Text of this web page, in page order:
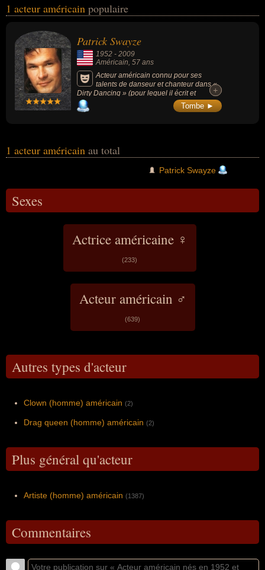
masculin) peuvent avoir des liens variés dans les domaines de l'art,
également avoir été artiste, danseur, homme d'affaire ou
producteur.
1 acteur américain populaire
Patrick Swayze
1952 - 2009
Américain, 57 ans
Acteur américain connu pour ses
talents de danseur et chanteur dans «
Dirty Dancing » (pour lequel il écrit et
interprète la chanson She's Like the Wind en
1987), mais également pour ses 3 autres
+
+
Tombe ►
1 acteur américain au total
Patrick Swayze
Sexes
Actrice américaine ♀
(233)
Acteur américain ♂
(639)
Autres types d'acteur
Clown (homme) américain (2)
Drag queen (homme) américain (2)
Plus général qu'acteur
Artiste (homme) américain (1387)
Commentaires